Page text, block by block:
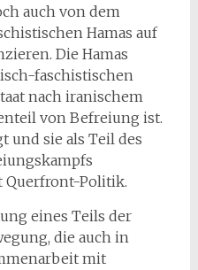
auch von dem
Hamas auf
Die Hamas
faschistischen
nach iranischem
von Befreiung ist.
und sie als Teil des
Querfront-Politik.
eines Teils der
die auch in
mit